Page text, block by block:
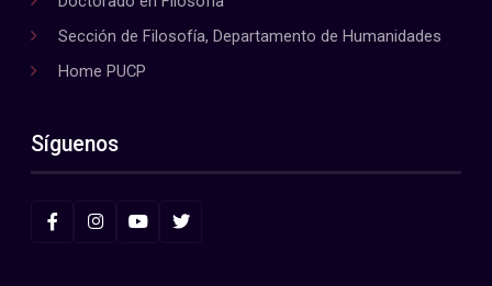
Sección de Filosofía, Departamento de Humanidades
Home PUCP
Síguenos